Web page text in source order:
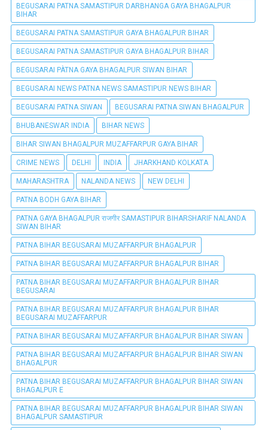
BEGUSARAI PATNA SAMASTIPUR DARBHANGA GAYA BHAGALPUR
BIHAR
BEGUSARAI PATNA SAMASTIPUR GAYA BHAGALPUR BIHAR
BEGUSARAI PATNA SAMASTIPUR GAYA BHAGALPUR BIHAR
BEGUSARAI PÀTNA GAYA BHAGALPUR SIWAN BIHAR
BEGUSARAI NEWS PATNA NEWS SAMASTIPUR NEWS BIHAR
BEGUSARAI PATNA SIWAN BEGUSARAI PATNA SIWAN BHAGALPUR
BHUBANESWAR INDIA BIHAR NEWS
BIHAR SIWAN BHAGALPUR MUZAFFARPUR GAYA BIHAR
CRIME NEWS DELHI INDIA JHARKHAND KOLKATA
MAHARASHTRA NALANDA NEWS NEW DELHI
PATNA BODH GAYA BIHAR
PATNA GAYA BHAGALPUR राजगीर SAMASTIPUR BIHARSHARIF NALANDA
SIWAN BIHAR
PATNA BIHAR BEGUSARAI MUZAFFARPUR BHAGALPUR
PATNA BIHAR BEGUSARAI MUZAFFARPUR BHAGALPUR BIHAR
PATNA BIHAR BEGUSARAI MUZAFFARPUR BHAGALPUR BIHAR
BEGUSARAI
PATNA BIHAR BEGUSARAI MUZAFFARPUR BHAGALPUR BIHAR
BEGUSARAI MUZAFFARPUR
PATNA BIHAR BEGUSARAI MUZAFFARPUR BHAGALPUR BIHAR SIWAN
PATNA BIHAR BEGUSARAI MUZAFFARPUR BHAGALPUR BIHAR SIWAN
BHAGALPUR
PATNA BIHAR BEGUSARAI MUZAFFARPUR BHAGALPUR BIHAR SIWAN
BHAGALPUR E
PATNA BIHAR BEGUSARAI MUZAFFARPUR BHAGALPUR BIHAR SIWAN
BHAGALPUR SAMASTIPUR